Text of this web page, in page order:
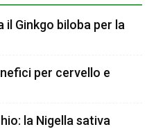
il Ginkgo biloba per la
per cervello e
la Nigella sativa